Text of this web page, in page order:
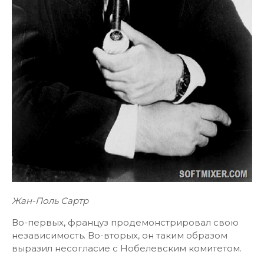
Жан-Поль Сартр
Во-первых, француз продемонстрировал свою
независимость. Во-вторых, он таким образом
выразил несогласие с Нобелевским комитетом.